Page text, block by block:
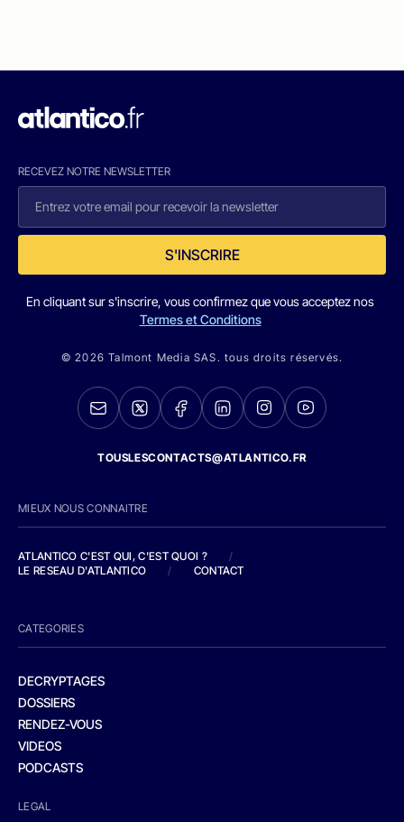
RECEVEZ NOTRE NEWSLETTER
S'INSCRIRE
En cliquant sur s'inscrire, vous confirmez que vous acceptez nos
Termes et Conditions
© 2026 Talmont Media SAS. tous droits réservés.
TOUSLESCONTACTS@ATLANTICO.FR
MIEUX NOUS CONNAITRE
ATLANTICO C'EST QUI, C'EST QUOI ?
/
LE RESEAU D'ATLANTICO
/ CONTACT
CATEGORIES
DECRYPTAGES
DOSSIERS
RENDEZ-VOUS
VIDEOS
PODCASTS
LEGAL